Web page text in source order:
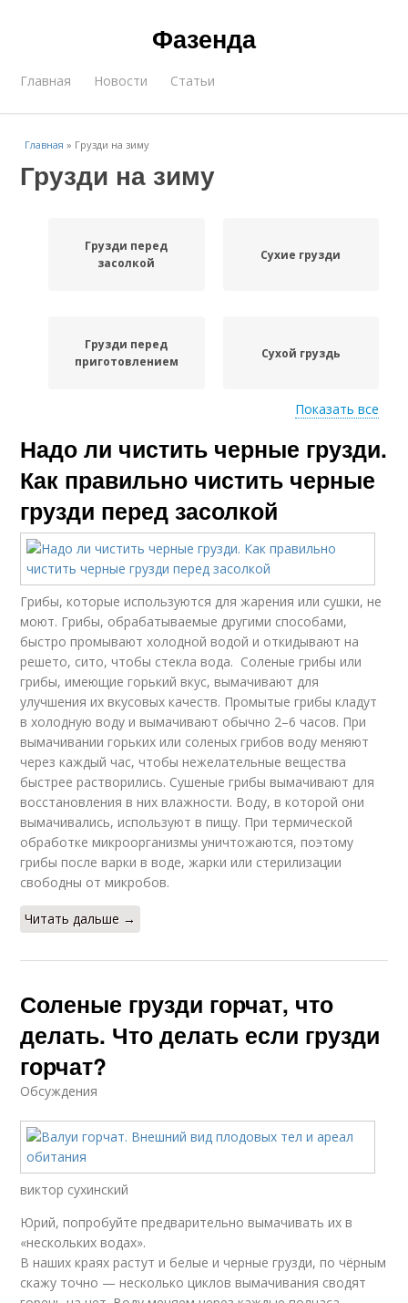
Фазенда
Главная Новости Статьи
Главная » Грузди на зиму
Грузди на зиму
Грузди перед
засолкой
Сухие грузди
Грузди перед
приготовлением
Сухой груздь
Жареные грузди Грузди с картошкой
Соленые грузди Сырые грузди
Способ на зиму Грибов на зиму
Грибы на зиму
Грузди в домашних
условиях
Рецепт на зиму
Грузди в пряном
маринаде
Грузди без
Настоящий груздь
Показать все
Надо ли чистить черные грузди.
Как правильно чистить черные
грузди перед засолкой
Грибы, которые используются для жарения или сушки, не
моют. Грибы, обрабатываемые другими способами,
быстро промывают холодной водой и откидывают на
решето, сито, чтобы стекла вода. Соленые грибы или
грибы, имеющие горький вкус, вымачивают для
улучшения их вкусовых качеств. Промытые грибы кладут
в холодную воду и вымачивают обычно 2–6 часов. При
вымачивании горьких или соленых грибов воду меняют
через каждый час, чтобы нежелательные вещества
быстрее растворились. Сушеные грибы вымачивают для
восстановления в них влажности. Воду, в которой они
вымачивались, используют в пищу. При термической
обработке микроорганизмы уничтожаются, поэтому
грибы после варки в воде, жарки или стерилизации
свободны от микробов.
Читать дальше →
Соленые грузди горчат, что
делать. Что делать если грузди
горчат?
Обсуждения
виктор сухинский
Юрий, попробуйте предварительно вымачивать их в
«нескольких водах».
В наших краях растут и белые и черные грузди, по чёрным
скажу точно — несколько циклов вымачивания сводят